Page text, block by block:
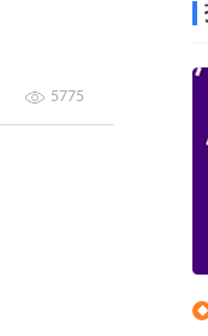
5775
◆